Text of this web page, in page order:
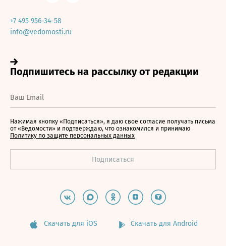
+7 495 956-34-58
info@vedomosti.ru
Нажимая кнопку «Подписаться», я даю свое согласие получать письма
от «Ведомости» и подтверждаю, что ознакомился и принимаю
Политику по защите персональных данных
Скачать для iOS Скачать для Android